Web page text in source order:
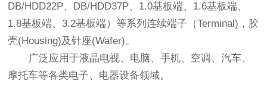
DB/HDD22P、DB/HDD37P、1.0基板端、1.6基板端、
1.8基板端、3.2基板端）等系列连续端子（Terminal)，胶
壳(Housing)及针座(Wafer)。
广泛应用于液晶电视、电脑、手机、空调、汽车、
摩托车等各类电子、电器设备领域。